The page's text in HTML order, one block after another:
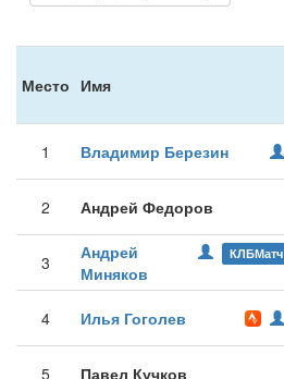
Место Имя
1 Владимир Березин
2 Андрей Федоров
3 КЛБМатч
Андрей
Миняков
4 Илья Гоголев
5 Павел Кучков